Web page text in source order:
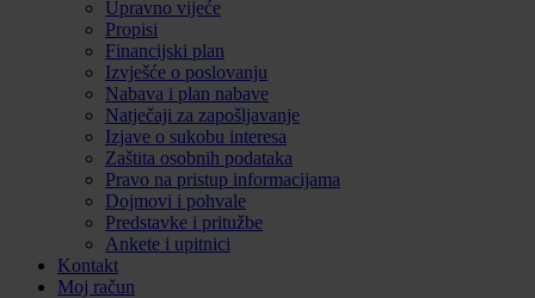
Upravno vijeće
Propisi
Financijski plan
Izvješće o poslovanju
Nabava i plan nabave
Natječaji za zapošljavanje
Izjave o sukobu interesa
Zaštita osobnih podataka
Pravo na pristup informacijama
Dojmovi i pohvale
Predstavke i pritužbe
Ankete i upitnici
Kontakt
Moj račun